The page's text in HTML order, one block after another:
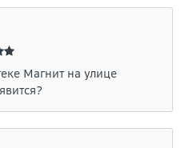
Магнит на улице